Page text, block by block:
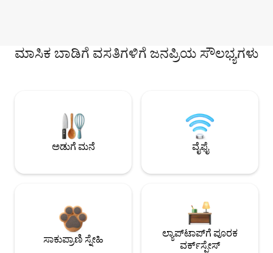
ಮಾಸಿಕ ಬಾಡಿಗೆ ವಸತಿಗಳಿಗೆ ಜನಪ್ರಿಯ ಸೌಲಭ್ಯಗಳು
ಅಡುಗೆ ಮನೆ ವೈಫೈ
ಸಾಕುಪ್ರಾಣಿ ಸ್ನೇಹಿ
ಲ್ಯಾಪ್‌ಟಾಪ್‌ಗೆ ಪೂರಕ
ವರ್ಕ್‌ಸ್ಪೇಸ್